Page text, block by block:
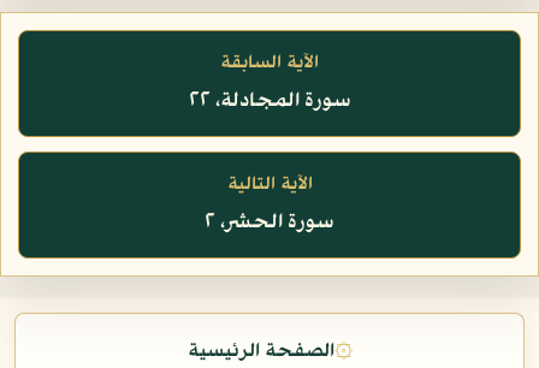
الآية السابقة
سورة المجادلة، ٢٢
الآية التالية
سورة الحشر، ٢
۞الصفحة الرئيسية